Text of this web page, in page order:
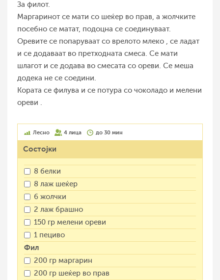
За филот.
Маргаринот се мати со шеќер во прав, а жолчките
посебно се матат, подоцна се соединуваат.
Оревите се попаруваат со врелото млеко , се ладат
и се додаваат во претходната смеса. Се мати
шлагот и се додава во смесата со ореви. Се меша
додека не се соедини.
Кората се филува и се потура со чоколадо и мелени
ореви .
Лесно 4 лица до 30 мин
Состојки
8 белки
8 лаж шеќер
6 жолчки
2 лаж брашно
150 гр мелени ореви
1 пециво
Фил
200 гр маргарин
200 гр шеќер во прав